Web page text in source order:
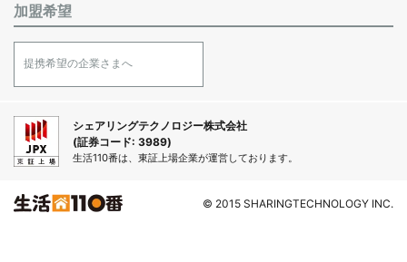
加盟希望
提携希望の企業さまへ
シェアリングテクノロジー株式会社
(証券コード: 3989)
生活110番は、東証上場企業が運営しております。
© 2015 SHARINGTECHNOLOGY INC.